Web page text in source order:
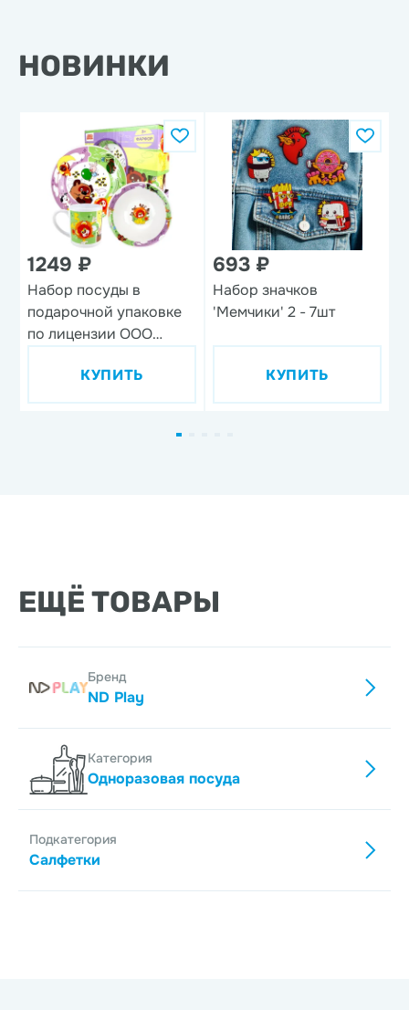
НОВИНКИ
1249 ₽
Набор посуды в
подарочной упаковке
по лицензии ООО
дизайн 1, 3 предмета,
фарфор
КУПИТЬ
693 ₽
Набор значков
'Мемчики' 2 - 7шт
КУПИТЬ
ЕЩЁ ТОВАРЫ
Бренд
ND Play
Категория
Одноразовая посуда
Подкатегория
Салфетки